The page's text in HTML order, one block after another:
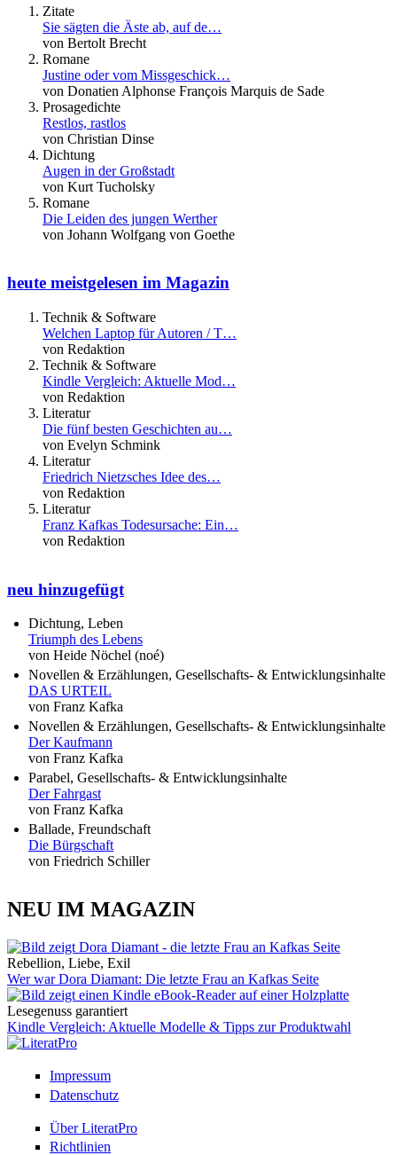
Zitate
Sie sägten die Äste ab, auf de…
von Bertolt Brecht
Romane
Justine oder vom Missgeschick…
von Donatien Alphonse François Marquis de Sade
Prosagedichte
Restlos, rastlos
von Christian Dinse
Dichtung
Augen in der Großstadt
von Kurt Tucholsky
Romane
Die Leiden des jungen Werther
von Johann Wolfgang von Goethe
heute meistgelesen im Magazin
Technik & Software
Welchen Laptop für Autoren / T…
von Redaktion
Technik & Software
Kindle Vergleich: Aktuelle Mod…
von Redaktion
Literatur
Die fünf besten Geschichten au…
von Evelyn Schmink
Literatur
Friedrich Nietzsches Idee des…
von Redaktion
Literatur
Franz Kafkas Todesursache: Ein…
von Redaktion
neu hinzugefügt
Dichtung, Leben
Triumph des Lebens
von Heide Nöchel (noé)
Novellen & Erzählungen, Gesellschafts- & Entwicklungsinhalte
DAS URTEIL
von Franz Kafka
Novellen & Erzählungen, Gesellschafts- & Entwicklungsinhalte
Der Kaufmann
von Franz Kafka
Parabel, Gesellschafts- & Entwicklungsinhalte
Der Fahrgast
von Franz Kafka
Ballade, Freundschaft
Die Bürgschaft
von Friedrich Schiller
NEU IM MAGAZIN
Rebellion, Liebe, Exil
Wer war Dora Diamant: Die letzte Frau an Kafkas Seite
Lesegenuss garantiert
Kindle Vergleich: Aktuelle Modelle & Tipps zur Produktwahl
Impressum
Datenschutz
Über LiteratPro
Richtlinien